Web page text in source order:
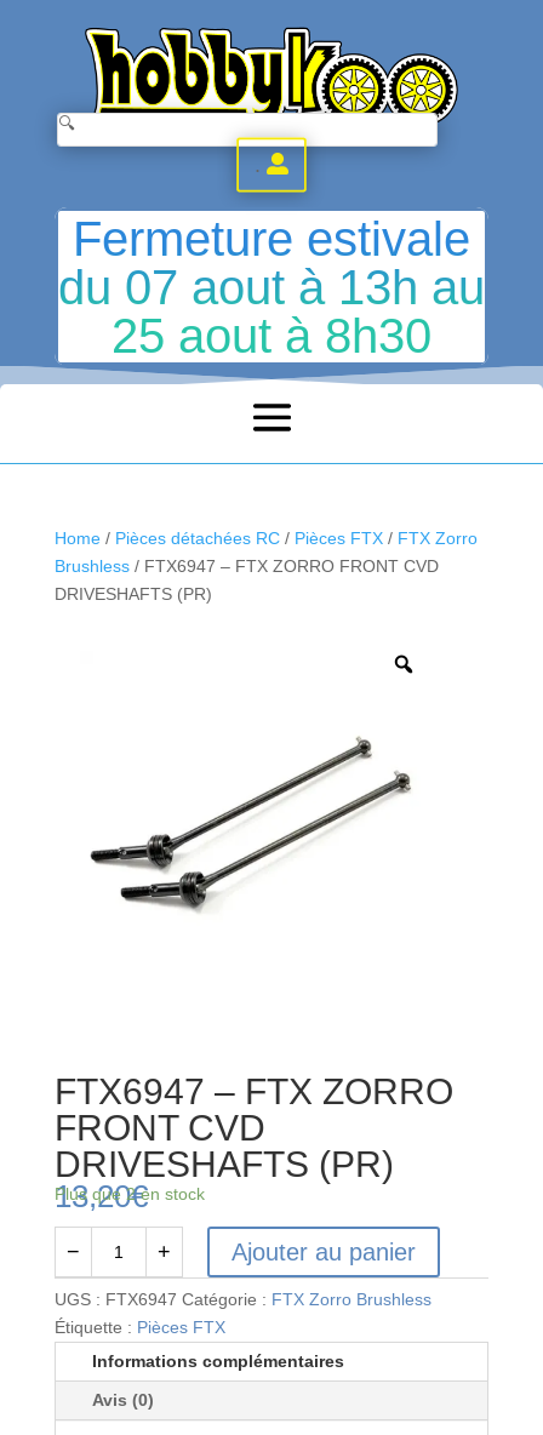
.
Fermeture estivale
du 07 aout à 13h au
25 aout à 8h30
Home/ Pièces détachées RC/ Pièces FTX/ FTX Zorro
Brushless/ FTX6947 – FTX ZORRO FRONT CVD
DRIVESHAFTS (PR)
FTX6947 – FTX ZORRO
FRONT CVD
DRIVESHAFTS (PR)
13,20€
Plus que 2 en stock
quantité
de
FTX6947
-
ZORRO
− + Ajouter au panier
UGS : FTX6947 Catégorie : FTX Zorro Brushless
Étiquette : Pièces FTX
Informations complémentaires
Avis (0)